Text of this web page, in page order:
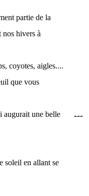
partie de la
nos hivers à
coyotes, aigles....
que vous
augurait une belle
soleil en allant se
---